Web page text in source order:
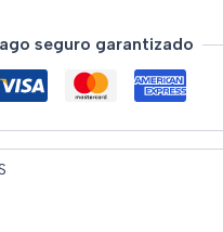
seguro garantizado